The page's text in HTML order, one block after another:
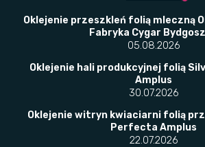
Oklejenie przeszkleń folią mleczną
Fabryka Cygar
05.08.2026
Oklejenie hali produkcyjnej folią
Amplus
30.07.2026
Oklejenie witryn kwiaciarni folią
Perfecta Amplus
22.07.2026